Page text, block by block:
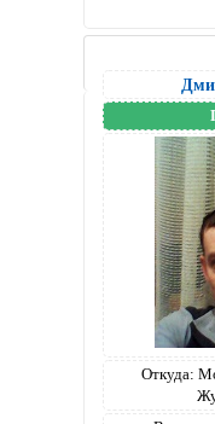
Откуда: